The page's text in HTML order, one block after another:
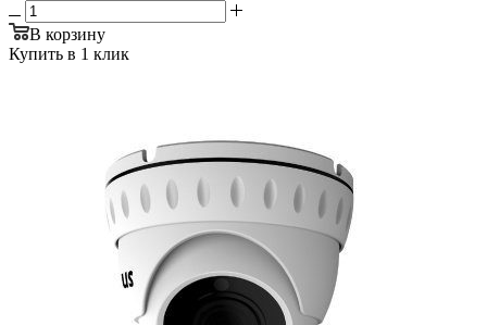
В корзину
Купить в 1 клик